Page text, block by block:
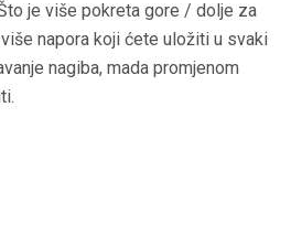
je više pokreta gore / dolje za
napora koji ćete uložiti u svaki
nagiba, mada promjenom